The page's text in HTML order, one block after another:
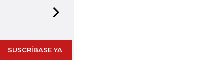
SUSCRÍBASE YA